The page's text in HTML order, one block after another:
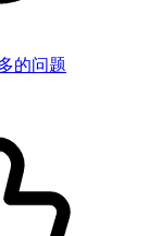
的问题